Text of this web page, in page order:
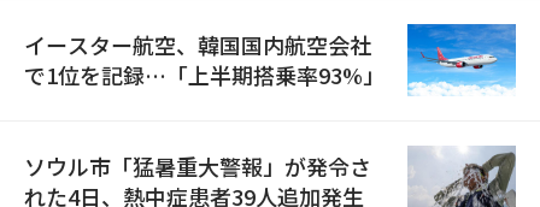
イースター航空、韓国国内航空会社
で1位を記録…「上半期搭乗率93%」
ソウル市「猛暑重大警報」が発令さ
れた4日、熱中症患者39人追加発生